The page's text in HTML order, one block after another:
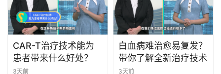
CAR-T治疗技术能为
患者带来什么好处？
3天前
白血病难治愈易复发？
带你了解全新治疗技术
3天前